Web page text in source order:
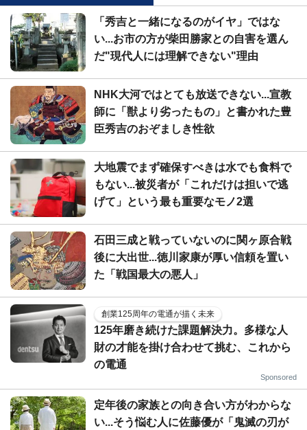
「秀吉と一緒になるのがイヤ」ではな
い...お市の方が柴田勝家との自害を選ん
だ"現代人には理解できない"理由
NHK大河ではとても放送できない...宣教
師に「獣より劣ったもの」と書かれた豊
臣秀吉のおぞましき性欲
大地震でまず確保すべきは水でも食料で
もない...被災者が「これだけは担いで逃
げて」という最も重要なモノ2選
石田三成と戦っていないのに関ヶ原合戦
後に大出世...徳川家康が厚い信頼を置い
た「戦国最大の悪人」
創業125周年の電通が描く未来
125年磨き続けた課題解決力。多様な人
財の才能を掛け合わせて挑む、これから
の電通
Sponsored
定年後の家族との向き合い方がわからな
い...そう悩む人に佐藤優が「鬼滅の刃が